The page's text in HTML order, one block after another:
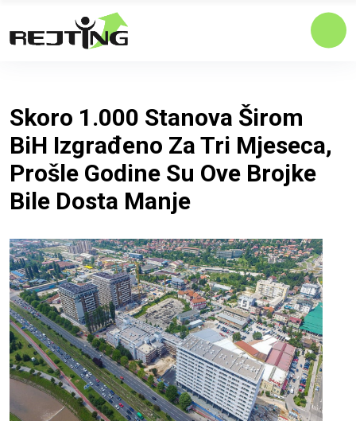
Skoro 1.000 Stanova Širom
BiH Izgrađeno Za Tri Mjeseca,
Prošle Godine Su Ove Brojke
Bile Dosta Manje